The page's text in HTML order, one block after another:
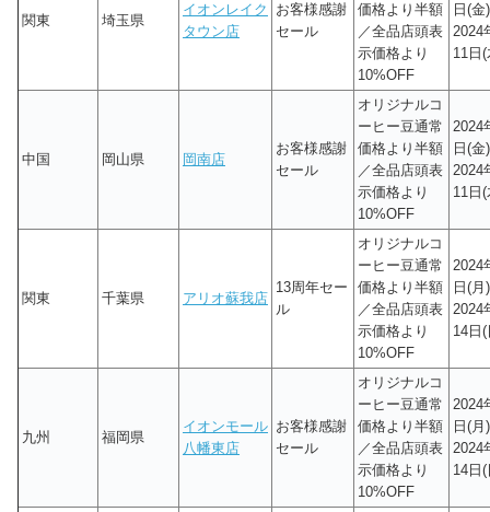
関東 埼玉県
イオンレイク
タウン店
お客様感謝
セール
価格より半額
／全品店頭表
示価格より
10%OFF
日(金
2024
11日(
中国 岡山県 岡南店
お客様感謝
セール
オリジナルコ
ーヒー豆通常
価格より半額
／全品店頭表
示価格より
10%OFF
2024
日(金
2024
11日(
関東 千葉県 アリオ蘇我店
13周年セー
ル
オリジナルコ
ーヒー豆通常
価格より半額
／全品店頭表
示価格より
10%OFF
2024
日(月
2024
14日(
九州 福岡県
イオンモール
八幡東店
お客様感謝
セール
オリジナルコ
ーヒー豆通常
価格より半額
／全品店頭表
示価格より
10%OFF
2024
日(月
2024
14日(